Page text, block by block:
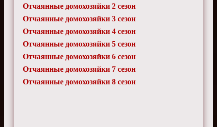
Отчаянные домохозяйки 2 сезон
Отчаянные домохозяйки 3 сезон
Отчаянные домохозяйки 4 сезон
Отчаянные домохозяйки 5 сезон
Отчаянные домохозяйки 6 сезон
Отчаянные домохозяйки 7 сезон
Отчаянные домохозяйки 8 сезон